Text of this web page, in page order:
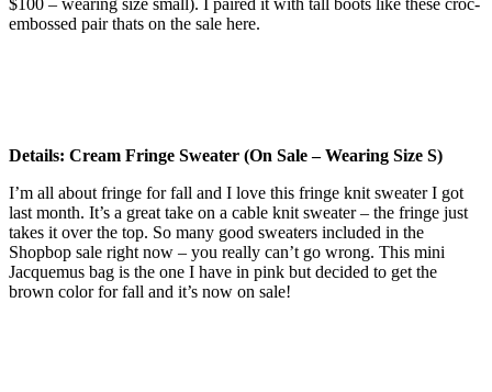
embossed pair thats on the sale here.
Details: Cream Fringe Sweater (On Sale – Wearing Size S)
I’m all about fringe for fall and I love this fringe knit sweater I got
last month. It’s a great take on a cable knit sweater – the fringe just
takes it over the top. So many good sweaters included in the
Shopbop sale right now – you really can’t go wrong. This mini
Jacquemus bag is the one I have in pink but decided to get the
brown color for fall and it’s now on sale!